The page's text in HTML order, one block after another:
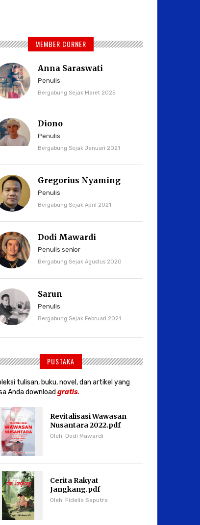
MEMBER CORNER
Anna Saraswati
Penulis
Bergabung Sejak Maret 2025
Diono
Penulis
Bergabung Sejak Januari 2021
Gregorius Nyaming
Penulis
Bergabung Sejak April 2021
Dodi Mawardi
Penulis senior
Bergabung Sejak Agustus 2020
Sarun
Penulis
Bergabung Sejak Februari 2021
PUSTAKA
tulisan, buku, novel, dan artikel yang
Anda download gratis.
Revitalisasi Wawasan
Nusantara 2022.pdf
Oleh: Dodi Mawardi
Cerita Rakyat
Jangkang.pdf
Oleh: Fidelis Saputra